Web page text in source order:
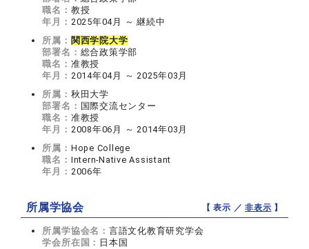
職名： 教授
年月： 2025年04月 ～ 継続中
所属： 関西学院大学
部署名： 総合政策学部
職名： 准教授
年月： 2014年04月 ～ 2025年03月
所属： 秋田大学
部署名： 国際交流センター
職名： 准教授
年月： 2008年06月 ～ 2014年03月
所属： Hope College
職名： Intern-Native Assistant
年月： 2006年
所属学協会 【 表示 ／非表示 】
所属学協会名： 言語文化教育研究学会
学会所在国： 日本国